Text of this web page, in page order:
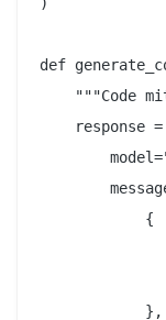
def
"""Code
response
            {
            },